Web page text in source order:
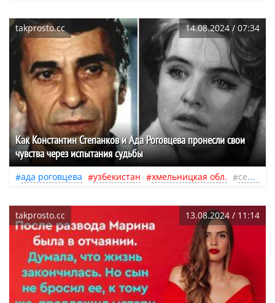
takprosto.cc 14.08.2024 / 07:34
Как Константин Степанков и Ада Роговцева пронесли свои
чувства через испытания судьбы
ада роговцева узбекистан хмельницкая обл. семья
takprosto.cc 13.08.2024 / 11:14